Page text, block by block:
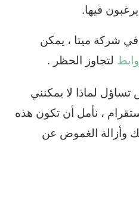
فيها.
شركة ميتا ، يمكن
لتجاوز الحظر .
لماذا لا يمكنني
، نأمل أن تكون هذه
وأزالة الغموض عن